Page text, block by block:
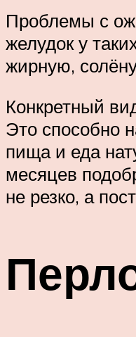
Проблемы с
желудок у
жирную,
Конкретный
Это способно
пища и еда
месяцев
не резко, а